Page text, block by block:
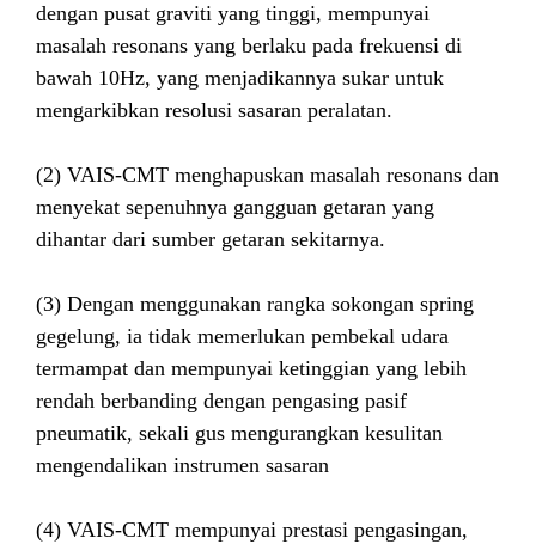
dengan pusat graviti yang tinggi, mempunyai
masalah resonans yang berlaku pada frekuensi di
bawah 10Hz, yang menjadikannya sukar untuk
mengarkibkan resolusi sasaran peralatan.
(2) VAIS-CMT menghapuskan masalah resonans dan
menyekat sepenuhnya gangguan getaran yang
dihantar dari sumber getaran sekitarnya.
(3) Dengan menggunakan rangka sokongan spring
gegelung, ia tidak memerlukan pembekal udara
termampat dan mempunyai ketinggian yang lebih
rendah berbanding dengan pengasing pasif
pneumatik, sekali gus mengurangkan kesulitan
mengendalikan instrumen sasaran
(4) VAIS-CMT mempunyai prestasi pengasingan,